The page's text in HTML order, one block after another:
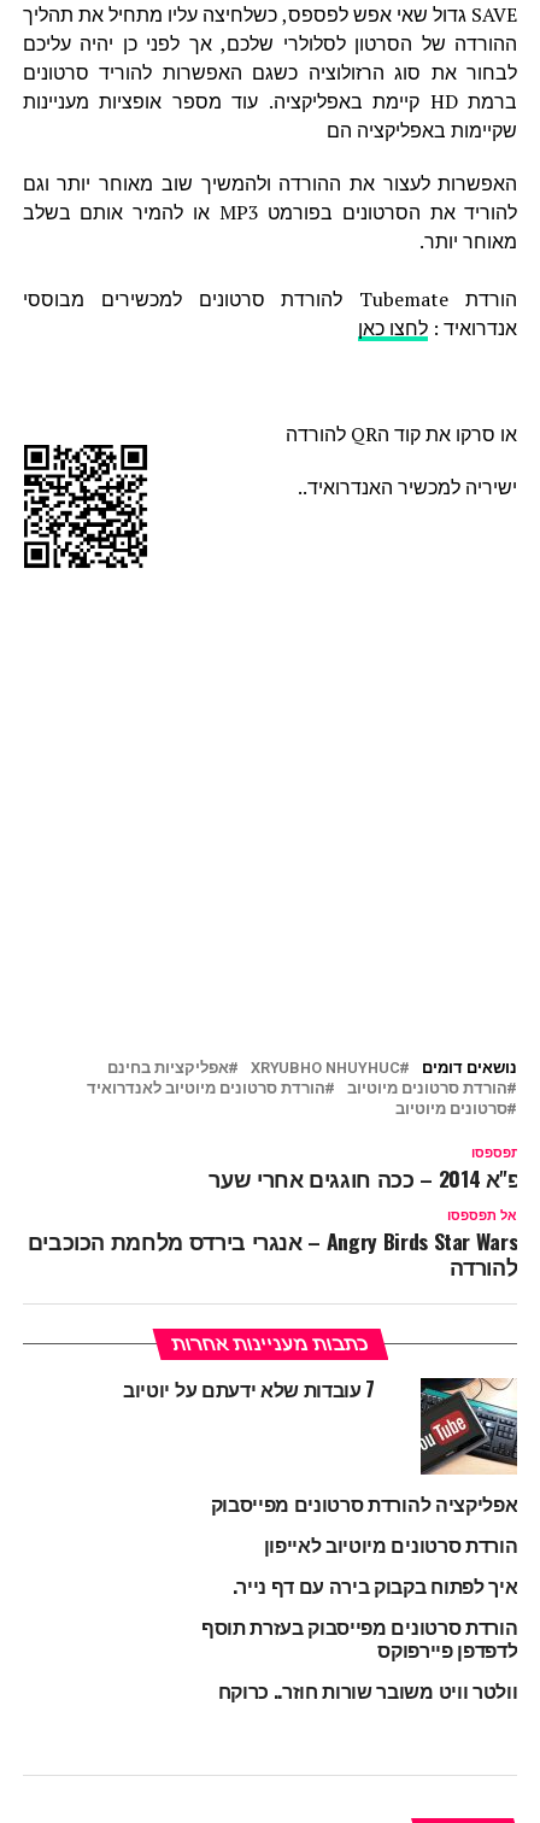
SAVE גדול שאי אפש לפספס, כשלחיצה עליו מתחיל את תהליך
ההורדה של הסרטון לסלולרי שלכם, אך לפני כן יהיה עליכם
לבחור את סוג הרזולוציה כשגם האפשרות להוריד סרטונים
ברמת HD קיימת באפליקציה. עוד מספר אופציות מעניינות
שקיימות באפליקציה הם
האפשרות לעצור את ההורדה ולהמשיך שוב מאוחר יותר וגם
להוריד את הסרטונים בפורמט MP3 או להמיר אותם בשלב
מאוחר יותר.
הורדת Tubemate להורדת סרטונים למכשירים מבוססי
אנדרואיד : לחצו כאן
או סרקו את קוד הQR להורדה
ישיריה למכשיר האנדרואיד..
נושאים דומים XRYUBHO NHUYHUC
אפליקציות בחינם
הורדת סרטונים מיוטיוב
הורדת סרטונים מיוטיוב לאנדרואיד
סרטונים מיוטיוב
תפספסו
2014 – ככה חוגגים אחרי שער
אל תפספסו
Angry Birds Star Wars – אנגרי בירדס מלחמת הכוכבים
להורדה
כתבות מעניינות אחרות
7 עובדות שלא ידעתם על יוטיוב
אפליקציה להורדת סרטונים מפייסבוק
הורדת סרטונים מיוטיוב לאייפון
איך לפתוח בקבוק בירה עם דף נייר.
הורדת סרטונים מפייסבוק בעזרת תוסף
לדפדפן פיירפוקס
וולטר וויט משובר שורות חוזר.. כרוקח